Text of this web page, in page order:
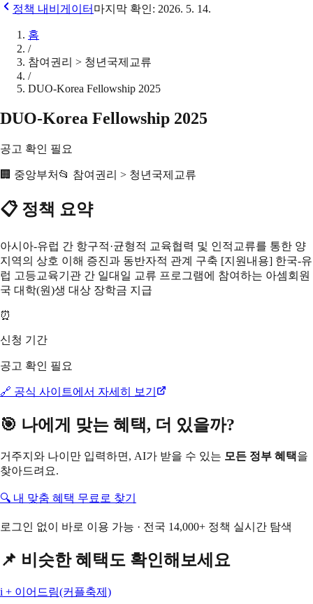
정책 내비게이터 마지막 확인: 2026. 5. 14.
홈
/
참여권리 > 청년국제교류
/
DUO-Korea Fellowship 2025
DUO-Korea Fellowship 2025
공고 확인 필요
🏢 중앙부처 📂 참여권리 > 청년국제교류
📋 정책 요약
아시아-유럽 간 항구적·균형적 교육협력 및 인적교류를 통한 양
지역의 상호 이해 증진과 동반자적 관계 구축 [지원내용] 한국-유
럽 고등교육기관 간 일대일 교류 프로그램에 참여하는 아셈회원
국 대학(원)생 대상 장학금 지급
⏰
신청 기간
공고 확인 필요
🔗 공식 사이트에서 자세히 보기
🎯 나에게 맞는 혜택, 더 있을까?
거주지와 나이만 입력하면, AI가 받을 수 있는 모든 정부 혜택을
찾아드려요.
🔍 내 맞춤 혜택 무료로 찾기
로그인 없이 바로 이용 가능 · 전국 14,000+ 정책 실시간 탐색
📌 비슷한 혜택도 확인해보세요
i + 이어드림(커플축제)